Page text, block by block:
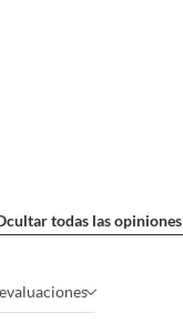
todas las opiniones